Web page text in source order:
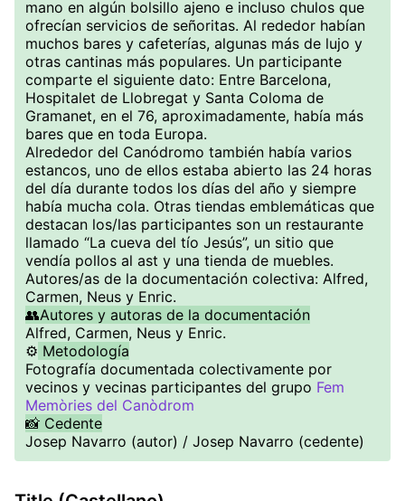
mano en algún bolsillo ajeno e incluso chulos que
ofrecían servicios de señoritas. Al rededor habían
muchos bares y cafeterías, algunas más de lujo y
otras cantinas más populares. Un participante
comparte el siguiente dato: Entre Barcelona,
Hospitalet de Llobregat y Santa Coloma de
Gramanet, en el 76, aproximadamente, había más
bares que en toda Europa.
Alrededor del Canódromo también había varios
estancos, uno de ellos estaba abierto las 24 horas
del día durante todos los días del año y siempre
había mucha cola. Otras tiendas emblemáticas que
destacan los/las participantes son un restaurante
llamado “La cueva del tío Jesús”, un sitio que
vendía pollos al ast y una tienda de muebles.
Autores/as de la documentación colectiva: Alfred,
Carmen, Neus y Enric.
👥Autores y autoras de la documentación
Alfred, Carmen, Neus y Enric.
⚙️ Metodología
Fotografía documentada colectivamente por
vecinos y vecinas participantes del grupo Fem
Memòries del Canòdrom
📸 Cedente
Josep Navarro (autor) / Josep Navarro (cedente)